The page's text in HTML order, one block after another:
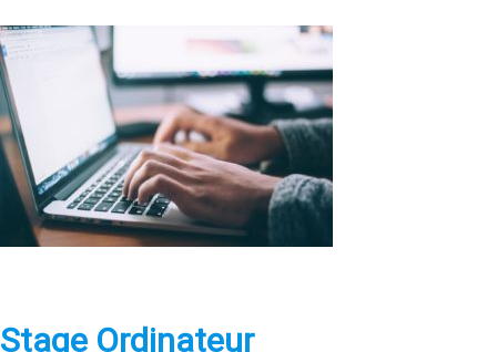
<
a
h
e
f
pStage Ordinateur